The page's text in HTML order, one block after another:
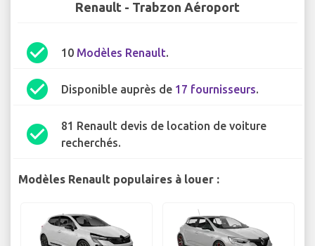
Renault - Trabzon Aéroport
check_circle 10 Modèles Renault.
check_circle Disponible auprès de 17 fournisseurs.
check_circle
81 Renault devis de location de voiture
recherchés.
Modèles Renault populaires à louer :